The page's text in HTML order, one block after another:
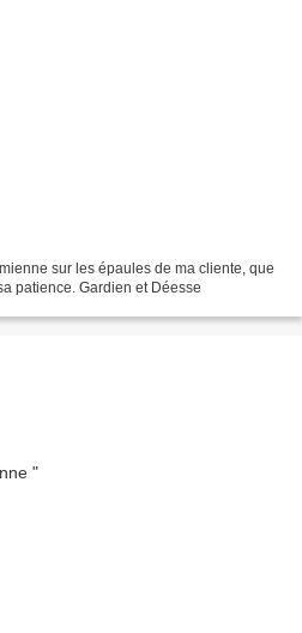
sur les épaules de ma cliente, que
patience. Gardien et Déesse